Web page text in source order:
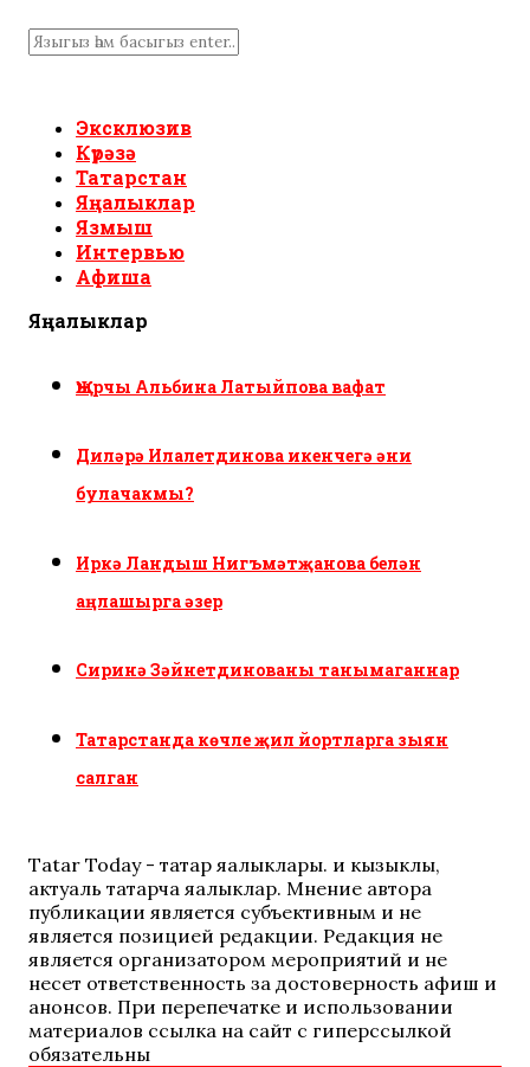
Эксклюзив
Күрәзә
Татарстан
Яңалыклар
Язмыш
Интервью
Афиша
Яңалыклар
Җырчы Альбина Латыйпова вафат
Диләрә Илалетдинова икенчегә әни
булачакмы?
Иркә Ландыш Нигъмәтҗанова белән
аңлашырга әзер
Сиринә Зәйнетдинованы танымаганнар
Татарстанда көчле җил йортларга зыян
салган
Tatar Today - татар яңалыклары. иң кызыклы,
актуаль татарча яңалыклар. Мнение автора
публикации является субъективным и не
является позицией редакции. Редакция не
является организатором мероприятий и не
несет ответственность за достоверность афиш и
анонсов. При перепечатке и использовании
материалов ссылка на сайт с гиперссылкой
обязательны